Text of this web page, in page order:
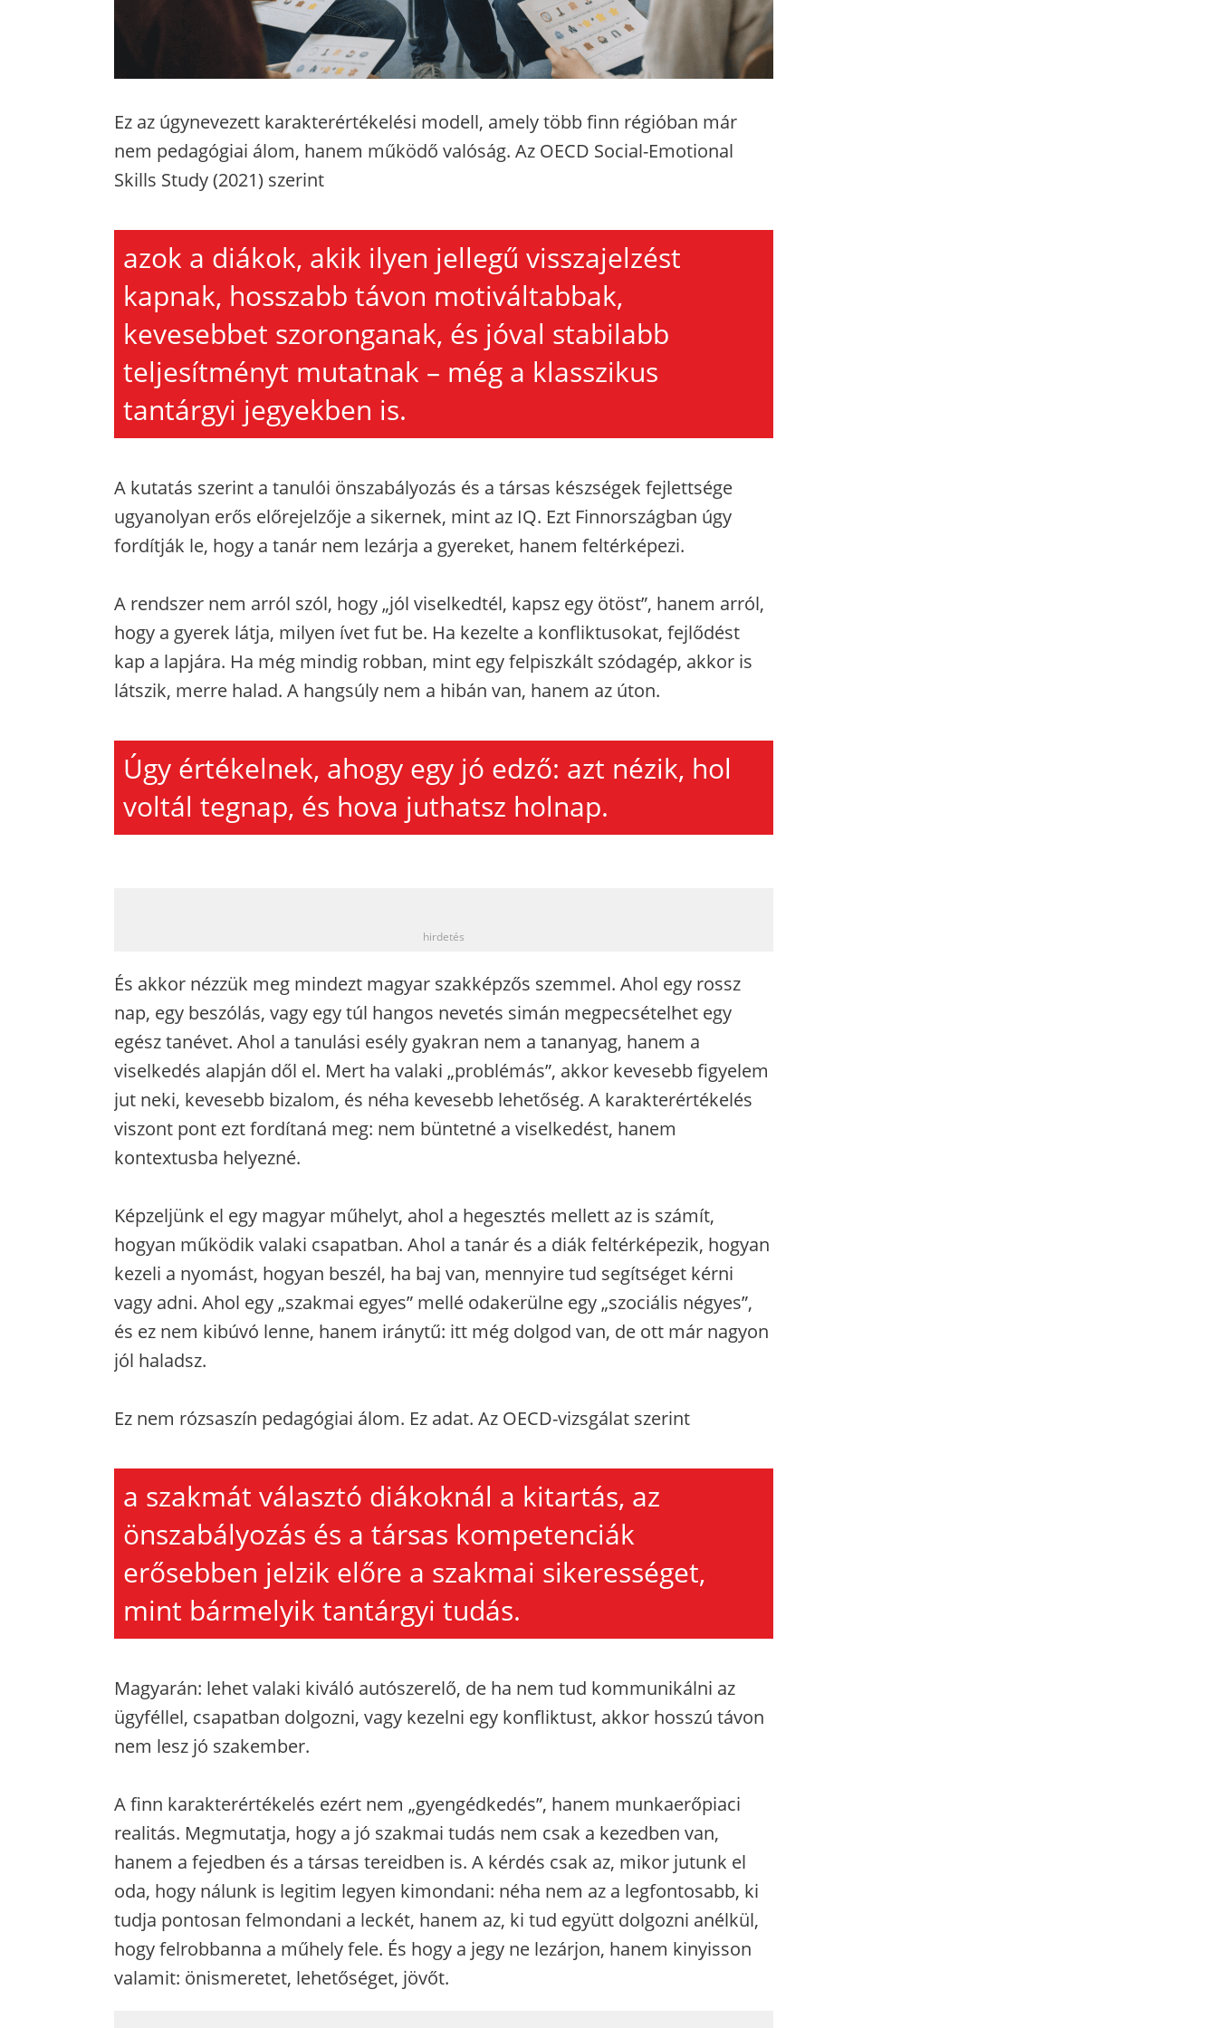
Ez az úgynevezett karakterértékelési modell, amely több finn régióban már
nem pedagógiai álom, hanem működő valóság. Az OECD Social-Emotional
Skills Study (2021) szerint
azok a diákok, akik ilyen jellegű visszajelzést
kapnak, hosszabb távon motiváltabbak,
kevesebbet szoronganak, és jóval stabilabb
teljesítményt mutatnak – még a klasszikus
tantárgyi jegyekben is.
A kutatás szerint a tanulói önszabályozás és a társas készségek fejlettsége
ugyanolyan erős előrejelzője a sikernek, mint az IQ. Ezt Finnországban úgy
fordítják le, hogy a tanár nem lezárja a gyereket, hanem feltérképezi.
A rendszer nem arról szól, hogy „jól viselkedtél, kapsz egy ötöst”, hanem arról,
hogy a gyerek látja, milyen ívet fut be. Ha kezelte a konfliktusokat, fejlődést
kap a lapjára. Ha még mindig robban, mint egy felpiszkált szódagép, akkor is
látszik, merre halad. A hangsúly nem a hibán van, hanem az úton.
Úgy értékelnek, ahogy egy jó edző: azt nézik, hol
voltál tegnap, és hova juthatsz holnap.
hirdetés
És akkor nézzük meg mindezt magyar szakképzős szemmel. Ahol egy rossz
nap, egy beszólás, vagy egy túl hangos nevetés simán megpecsételhet egy
egész tanévet. Ahol a tanulási esély gyakran nem a tananyag, hanem a
viselkedés alapján dől el. Mert ha valaki „problémás”, akkor kevesebb figyelem
jut neki, kevesebb bizalom, és néha kevesebb lehetőség. A karakterértékelés
viszont pont ezt fordítaná meg: nem büntetné a viselkedést, hanem
kontextusba helyezné.
Képzeljünk el egy magyar műhelyt, ahol a hegesztés mellett az is számít,
hogyan működik valaki csapatban. Ahol a tanár és a diák feltérképezik, hogyan
kezeli a nyomást, hogyan beszél, ha baj van, mennyire tud segítséget kérni
vagy adni. Ahol egy „szakmai egyes” mellé odakerülne egy „szociális négyes”,
és ez nem kibúvó lenne, hanem iránytű: itt még dolgod van, de ott már nagyon
jól haladsz.
Ez nem rózsaszín pedagógiai álom. Ez adat. Az OECD-vizsgálat szerint
a szakmát választó diákoknál a kitartás, az
önszabályozás és a társas kompetenciák
erősebben jelzik előre a szakmai sikerességet,
mint bármelyik tantárgyi tudás.
Magyarán: lehet valaki kiváló autószerelő, de ha nem tud kommunikálni az
ügyféllel, csapatban dolgozni, vagy kezelni egy konfliktust, akkor hosszú távon
nem lesz jó szakember.
A finn karakterértékelés ezért nem „gyengédkedés”, hanem munkaerőpiaci
realitás. Megmutatja, hogy a jó szakmai tudás nem csak a kezedben van,
hanem a fejedben és a társas tereidben is. A kérdés csak az, mikor jutunk el
oda, hogy nálunk is legitim legyen kimondani: néha nem az a legfontosabb, ki
tudja pontosan felmondani a leckét, hanem az, ki tud együtt dolgozni anélkül,
hogy felrobbanna a műhely fele. És hogy a jegy ne lezárjon, hanem kinyisson
valamit: önismeretet, lehetőséget, jövőt.